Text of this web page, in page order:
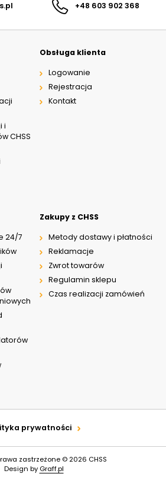
+48 603 902 368
i
CHSS
Obsługa klienta
Logowanie
Rejestracja
Kontakt
24/7
Zakupy z CHSS
Metody dostawy i płatności
Reklamacje
Zwrot towarów
Regulamin sklepu
Czas realizacji zamówień
prywatności
zastrzeżone © 2026 CHSS
Design by Graff.pl